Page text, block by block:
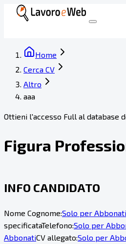
Home
Cerca CV
Altro
aaa
Ottieni l'accesso Full al database
Figura
INFO CANDIDATO
Nome Cognome:Solo per Abbonati
specificataTelefono:Solo per
AbbonatiCV allegato:Solo per